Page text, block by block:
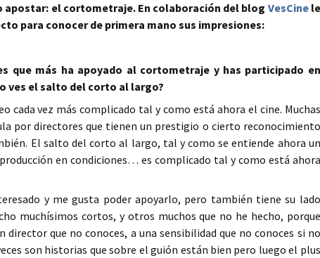
apostar: el cortometraje. En colaboración del blog VesCinele
para conocer de primera mano sus impresiones:
que más ha apoyado al cortometraje y has participado en
ves el salto del corto al largo?
vez más complicado tal y como está ahora el cine. Muchas
por directores que tienen un prestigio o cierto reconocimiento
El salto del corto al largo, tal y como se entiende ahora un
en condiciones… es complicado tal y como está ahora
y me gusta poder apoyarlo, pero también tiene su lado
muchísimos cortos, y otros muchos que no he hecho, porque
que no conoces, a una sensibilidad que no conoces si no
son historias que sobre el guión están bien pero luego el plus